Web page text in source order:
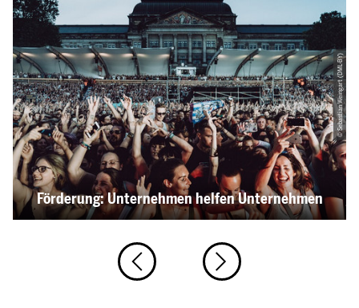
Förderung: Unternehmen helfen Unternehmen
© Sebastian Weingart (DML-BY)